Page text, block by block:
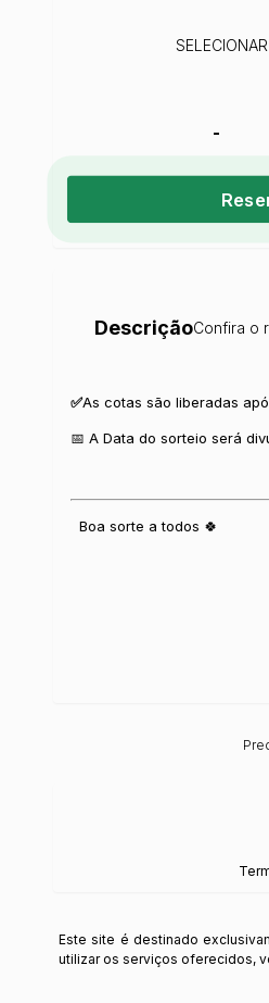
SELECIONAR
-
DescriçãoConfira o
✅As cotas são liberadas
📅 A Data do sorteio será
Boa sorte a todos 🍀
Este site é destinado
utilizar os serviços oferecidos,